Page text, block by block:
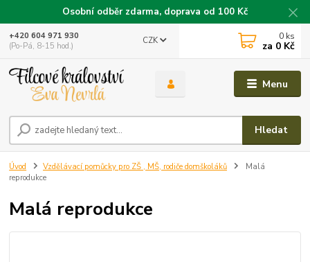
Osobní odběr zdarma, doprava od 100 Kč
Menu
CZK
Hledat
+420 604 971 930
(Po-Pá, 8-15 hod.)
0 ks
za 0 Kč
Úvod Vzdělávací pomůcky pro ZŠ , MŠ, rodiče domškoláků
Malá
reprodukce
Malá reprodukce